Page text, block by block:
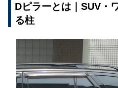
Dピラーとは｜SUV・
る柱